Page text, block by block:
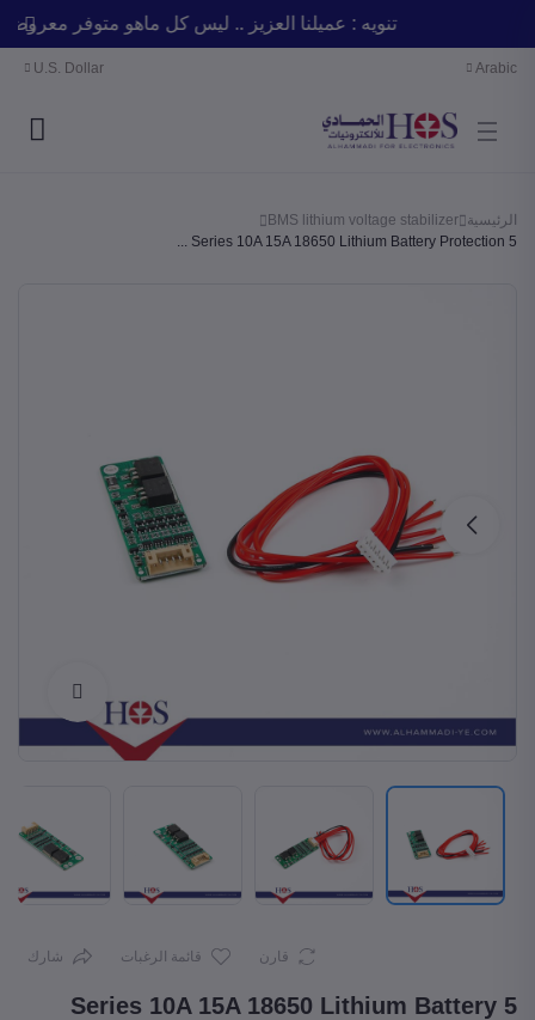
تنويه : عميلنا العزيز .. ليس كل ماهو متوفر
Arabic
U.S. Dollar
الرئيسية BMS lithium voltage stabilizer
5 Series 10A 15A 18650 Lithium Battery Protection ...
قارن قائمة الرغبات شارك
5 Series 10A 15A 18650 Lithium Battery